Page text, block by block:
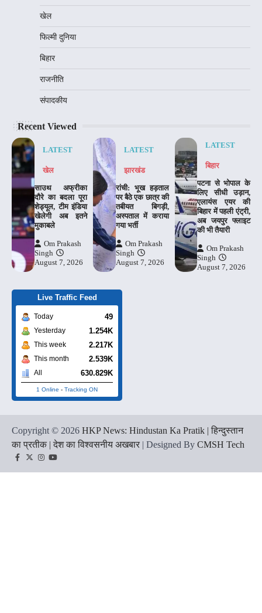
खेल
फिल्मी दुनिया
बिहार
राजनीति
संपादकीय
Recent Viewed
LATEST
खेल
साउथ अफ्रीका
दौरे का बदला पूरा
शेड्यूल, टीम इंडिया
खेलेगी अब इतने
मुकाबले
Om Prakash
Singh
August 7, 2026
LATEST
झारखंड
रांची: भूख हड़ताल
पर बैठे एक छात्र की
तबीयत बिगड़ी,
अस्पताल में कराया
गया भर्ती
Om Prakash
Singh
August 7, 2026
LATEST
बिहार
पटना से भोपाल के
लिए सीधी उड़ान,
एलायंस एयर की
बिहार में पहली एंट्री,
अब जयपुर फ्लाइट
की भी तैयारी
Om Prakash
Singh
August 7, 2026
Live Traffic Feed
Today 49
Yesterday 1.254K
This week 2.217K
This month 2.539K
All 630.829K
1 Online - Tracking ON
Copyright © 2026 HKP News: Hindustan Ka Pratik | हिन्दुस्तान
का प्रतीक | देश का विश्वसनीय अखबार | Designed By CMSH Tech
Facebook
TwitterInstagram
YouTube